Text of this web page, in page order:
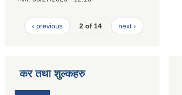
‹ previous 2 of 14 next ›
कर तथा शुल्कहरु